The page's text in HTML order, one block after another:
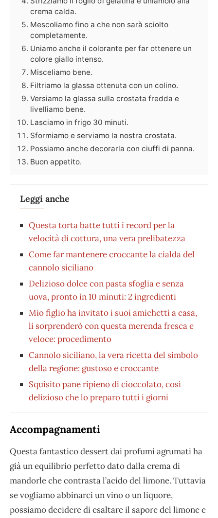
crema calda.
Mescoliamo fino a che non sarà sciolto
completamente.
Uniamo anche il colorante per far ottenere un
colore giallo intenso.
Misceliamo bene.
Filtriamo la glassa ottenuta con un colino.
Versiamo la glassa sulla crostata fredda e
livelliamo bene.
Lasciamo in frigo 30 minuti.
Sformiamo e serviamo la nostra crostata.
Possiamo anche decorarla con ciuffi di panna.
Buon appetito.
Leggi anche
Questa torta batte tutti i record per la
velocità di cottura, una vera prelibatezza
Come far mantenere croccante la cialda del
cannolo siciliano
Delizioso dolce con pasta sfoglia e senza
uova, pronto in 10 minuti: 2 ingredienti
Mio figlio ha invitato i suoi amichetti a casa,
li sorprenderò con questa merenda fresca e
veloce: procedimento
Cannolo siciliano, la vera ricetta del simbolo
della regione: gustoso e croccante
Squisito pane ripieno di cioccolato, così
delizioso che lo preparo tutti i giorni
Accompagnamenti
Questa fantastico dessert dai profumi agrumati ha
già un equilibrio perfetto dato dalla crema di
mandorle che contrasta l’acido del limone. Tuttavia
se vogliamo abbinarci un vino o un liquore,
possiamo decidere di esaltare il sapore del limone e